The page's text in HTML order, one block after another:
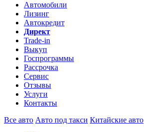
Автомобили
Лизинг
Автокредит
Директ
Trade-in
Выкуп
Госпрограммы
Рассрочка
Сервис
Отзывы
Услуги
Контакты
Все авто Авто под такси Китайские авто